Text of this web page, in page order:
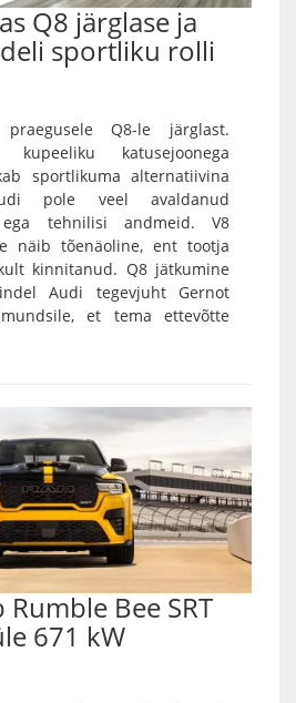
Q8 järglase ja
sportliku rolli
Q8-le järglast.
katusejoonega
sportlikuma alternatiivina
pole veel avaldanud
ega tehnilisi andmeid. V8
näib tõenäoline, ent tootja
kinnitanud. Q8 jätkumine
Audi tegevjuht Gernot
et tema ettevõtte
Bee SRT
671 kW